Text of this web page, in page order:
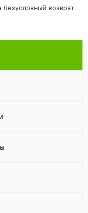
безусловный возврат